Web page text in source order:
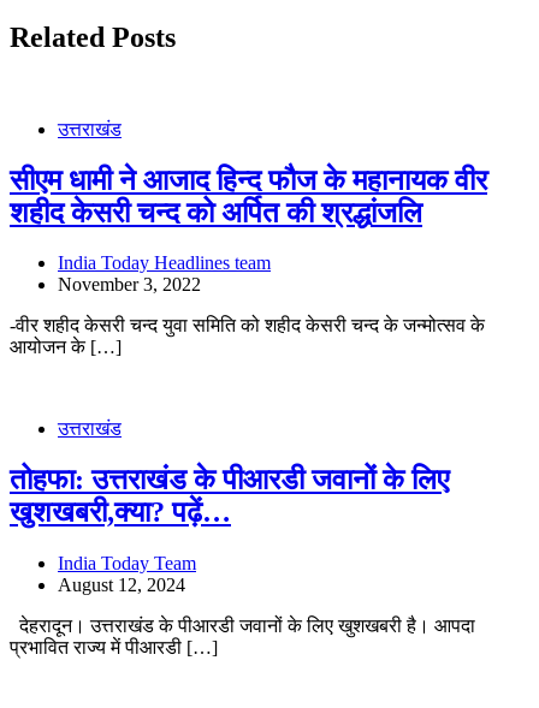
Related Posts
उत्तराखंड
सीएम धामी ने आजाद हिन्द फौज के महानायक वीर
शहीद केसरी चन्द को अर्पित की श्रद्धांजलि
India Today Headlines team
November 3, 2022
-वीर शहीद केसरी चन्द युवा समिति को शहीद केसरी चन्द के जन्मोत्सव के
आयोजन के […]
उत्तराखंड
तोहफा: उत्तराखंड के पीआरडी जवानों के लिए
खुशखबरी,क्या? पढ़ें…
India Today Team
August 12, 2024
देहरादून। उत्तराखंड के पीआरडी जवानों के लिए खुशखबरी है। आपदा
प्रभावित राज्य में पीआरडी […]